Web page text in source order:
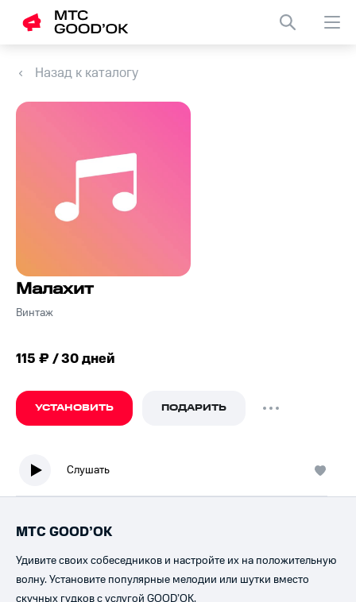
Назад к каталогу
Малахит
Винтаж
115 ₽ / 30 дней
УСТАНОВИТЬ ПОДАРИТЬ
Слушать
МТС GOOD’OK
Удивите своих собеседников и настройте их на положительную
волну. Установите популярные мелодии или шутки вместо
скучных гудков с услугой GOOD’OK.